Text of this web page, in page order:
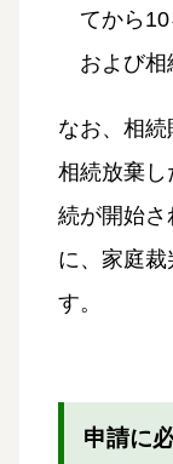
てから
および相
なお、相
相続放棄し
続が開始さ
に、家庭裁
す。
申請に